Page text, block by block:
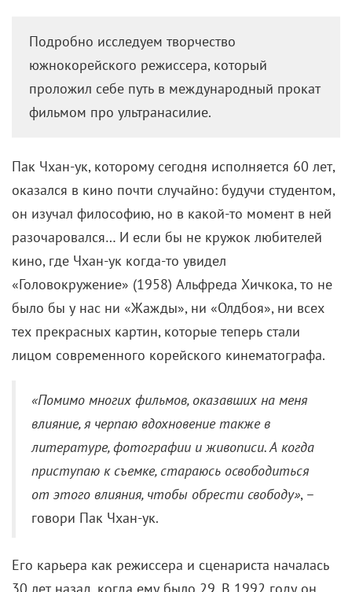
Подробно исследуем творчество
южнокорейского режиссера, который
проложил себе путь в международный прокат
фильмом про ультранасилие.
Пак Чхан-ук, которому сегодня исполняется 60 лет,
оказался в кино почти случайно: будучи студентом,
он изучал философию, но в какой-то момент в ней
разочаровался… И если бы не кружок любителей
кино, где Чхан-ук когда-то увидел
«Головокружение» (1958) Альфреда Хичкока, то не
было бы у нас ни «Жажды», ни «Олдбоя», ни всех
тех прекрасных картин, которые теперь стали
лицом современного корейского кинематографа.
«Помимо многих фильмов, оказавших на меня
влияние, я черпаю вдохновение также в
литературе, фотографии и живописи. А когда
приступаю к съемке, стараюсь освободиться
от этого влияния, чтобы обрести свободу», –
говори Пак Чхан-ук.
Его карьера как режиссера и сценариста началась